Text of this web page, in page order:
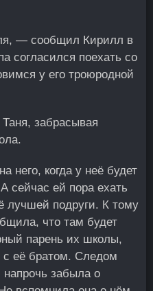
— сообщил Кирилл в
согласился поехать со
у его троюродной
забрасывая
него, когда у неё будет
сейчас ей пора ехать
лучшей подруги. К тому
что там будет
парень их школы,
её братом. Следом
напрочь забыла о